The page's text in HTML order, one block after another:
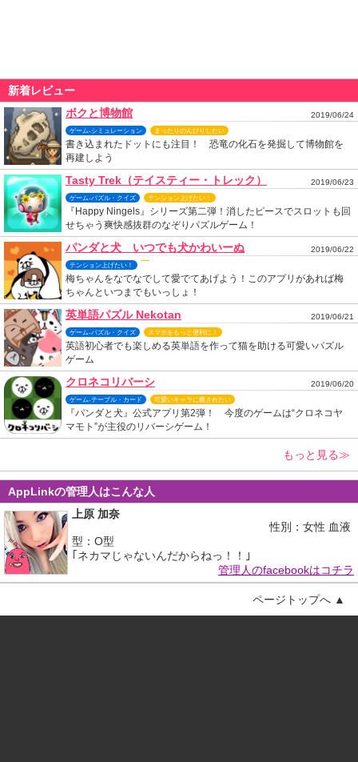
新着レビュー
ボクと博物館
2019/06/24
ゲーム-シミュレーション まったりのんびりしたい
書き込まれたドットにも注目！ 恐竜の化石を発掘して博物館を
再建しよう
Tasty Trek（テイスティー・トレック） 2019/06/23
ゲーム-パズル・クイズ テンション上げたい！
『Happy Ningels』シリーズ第二弾！消したピースでスロットも回
せちゃう爽快感抜群のなぞりパズルゲーム！
パンダと犬 いつでも犬かわいーぬ 2019/06/22
テンション上げたい！
梅ちゃんをなでなでして愛でてあげよう！このアプリがあれば梅
ちゃんといつまでもいっしょ！
英単語パズル Nekotan 2019/06/21
ゲーム-パズル・クイズ スマホをもっと便利に！
英語初心者でも楽しめる英単語を作って猫を助ける可愛いパズル
ゲーム
クロネコリバーシ 2019/06/20
ゲーム-テーブル・カード 可愛いキャラに癒されたい
『パンダと犬』公式アプリ第2弾！ 今度のゲームは“クロネコヤ
マモト”が主役のリバーシゲーム！
もっと見る≫
AppLinkの管理人はこんな人
上原 加奈
性別：女性 血液
型：O型
｢ネカマじゃないんだからねっ！！｣
管理人のfacebookはコチラ
ページトップへ ▲